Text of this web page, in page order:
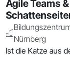
Agile Teams
Nürnberg
Ist die Katze aus